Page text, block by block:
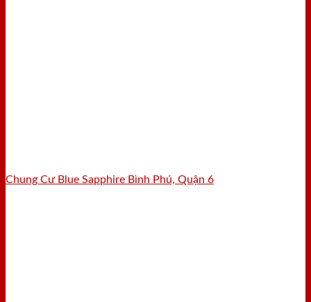
Chung Cư Blue Sapphire Bình Phú, Quận 6